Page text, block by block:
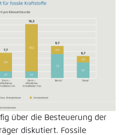
über die Besteuerung der
diskutiert. Fossile